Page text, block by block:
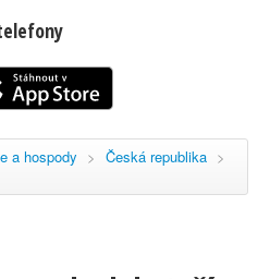
a hospody > Česká republika >